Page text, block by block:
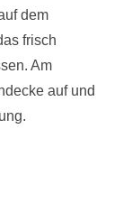
dem
frisch
Am
auf und